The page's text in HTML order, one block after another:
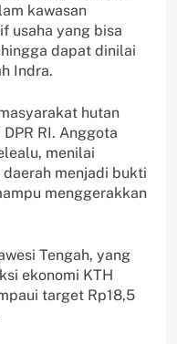
kawasan
usaha yang bisa
dapat dinilai
Indra.
hutan
RI. Anggota
menilai
menjadi bukti
menggerakkan
Tengah, yang
ekonomi KTH
target Rp18,5